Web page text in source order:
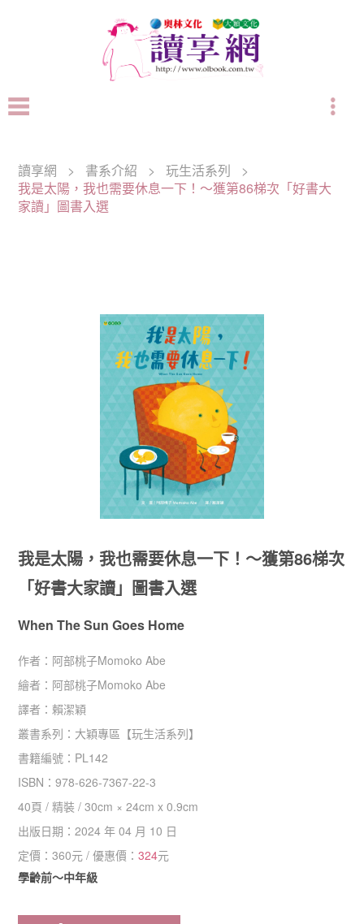
讀享網 > 書系介紹 > 玩生活系列
>
我是太陽，我也需要休息一下！～獲第86梯次「好書大
家讀」圖書入選
我是太陽，我也需要休息一下！～獲第86梯次
「好書大家讀」圖書入選
When The Sun Goes Home
作者： 阿部桃子Momoko Abe
繪者： 阿部桃子Momoko Abe
譯者：賴潔穎
叢書系列： 大穎專區 【玩生活系列】
書籍編號： PL142
ISBN：978-626-7367-22-3
40頁 /精裝 /30cm × 24cm x 0.9cm
出版日期：2024 年 04 月 10 日
定價：360元 / 優惠價：324元
學齡前～中年級